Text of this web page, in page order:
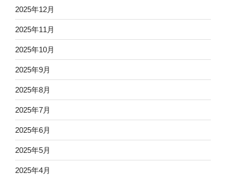
2025年12月
2025年11月
2025年10月
2025年9月
2025年8月
2025年7月
2025年6月
2025年5月
2025年4月